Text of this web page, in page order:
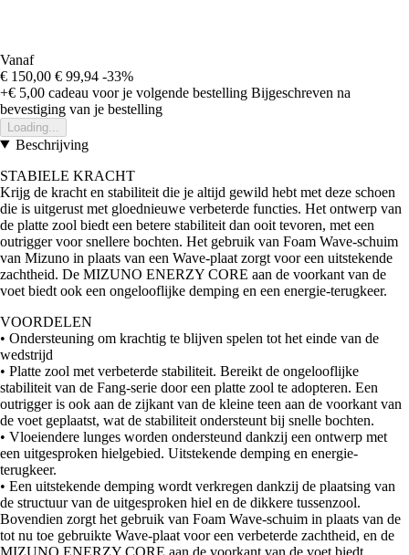
Vanaf
€ 150,00 € 99,94 -33%
+€ 5,00 cadeau voor je volgende bestelling Bijgeschreven na
bevestiging van je bestelling
Loading...
Beschrijving
STABIELE KRACHT
Krijg de kracht en stabiliteit die je altijd gewild hebt met deze schoen
die is uitgerust met gloednieuwe verbeterde functies. Het ontwerp van
de platte zool biedt een betere stabiliteit dan ooit tevoren, met een
outrigger voor snellere bochten. Het gebruik van Foam Wave-schuim
van Mizuno in plaats van een Wave-plaat zorgt voor een uitstekende
zachtheid. De MIZUNO ENERZY CORE aan de voorkant van de
voet biedt ook een ongelooflijke demping en een energie-terugkeer.
VOORDELEN
• Ondersteuning om krachtig te blijven spelen tot het einde van de
wedstrijd
• Platte zool met verbeterde stabiliteit. Bereikt de ongelooflijke
stabiliteit van de Fang-serie door een platte zool te adopteren. Een
outrigger is ook aan de zijkant van de kleine teen aan de voorkant van
de voet geplaatst, wat de stabiliteit ondersteunt bij snelle bochten.
• Vloeiendere lunges worden ondersteund dankzij een ontwerp met
een uitgesproken hielgebied. Uitstekende demping en energie-
terugkeer.
• Een uitstekende demping wordt verkregen dankzij de plaatsing van
de structuur van de uitgesproken hiel en de dikkere tussenzool.
Bovendien zorgt het gebruik van Foam Wave-schuim in plaats van de
tot nu toe gebruikte Wave-plaat voor een verbeterde zachtheid, en de
MIZUNO ENERZY CORE aan de voorkant van de voet biedt